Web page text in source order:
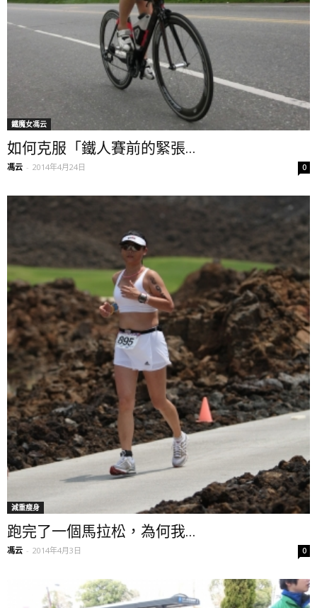
鐵魔女馮云
如何克服「鐵人賽前的緊張...
馮云 - 2014年4月24日 0
減重瘦身
跑完了一個馬拉松，為何我...
馮云 - 2014年4月3日 0